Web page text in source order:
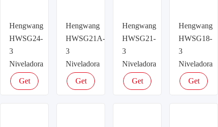
Hengwang
HWSG24-
3
Niveladora
Get
Hengwang
HWSG21A-
3
Niveladora
Get
Hengwang
HWSG21-
3
Niveladora
Get
Hengwang
HWSG18-
3
Niveladora
Get